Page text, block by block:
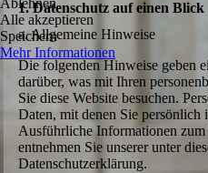
1. Datenschutz auf einen Blick
a. Allgemeine Hinweise
Die folgenden Hinweise geben
darüber, was mit Ihren
Sie diese Website besuchen.
Daten, mit denen Sie
Ausführliche Informationen zum
entnehmen Sie unserer unter
Datenschutzerklärung.
Ablehnen
Alle akzeptieren
Speichern
Mehr Informationen